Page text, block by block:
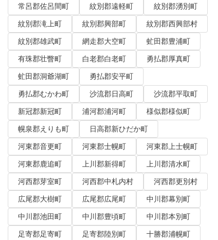
常呂郡佐呂間町
紋別郡遠軽町
紋別郡湧別町
紋別郡滝上町
紋別郡興部町
紋別郡西興部村
紋別郡雄武町
網走郡大空町
虻田郡豊浦町
有珠郡壮瞥町
白老郡白老町
勇払郡厚真町
虻田郡洞爺湖町
勇払郡安平町
勇払郡むかわ町
沙流郡日高町
沙流郡平取町
新冠郡新冠町
浦河郡浦河町
様似郡様似町
幌泉郡えりも町
日高郡新ひだか町
河東郡音更町
河東郡士幌町
河東郡上士幌町
河東郡鹿追町
上川郡新得町
上川郡清水町
河西郡芽室町
河西郡中札内村
河西郡更別村
広尾郡大樹町
広尾郡広尾町
中川郡幕別町
中川郡池田町
中川郡豊頃町
中川郡本別町
足寄郡足寄町
足寄郡陸別町
十勝郡浦幌町